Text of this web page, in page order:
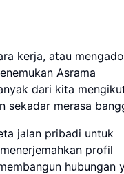
kerja, atau
Asrama
dari kita
sekadar merasa
jalan pribadi untuk
profil
hubungan